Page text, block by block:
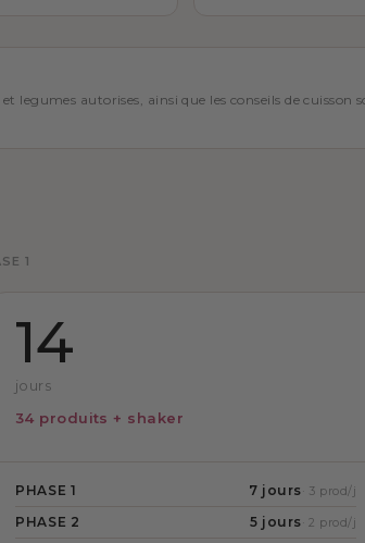
legumes autorises, ainsi que les conseils de
1
14
jours
34 produits + shaker
PHASE 1 7 jours · 3 prod/j
PHASE 2 5 jours · 2 prod/j